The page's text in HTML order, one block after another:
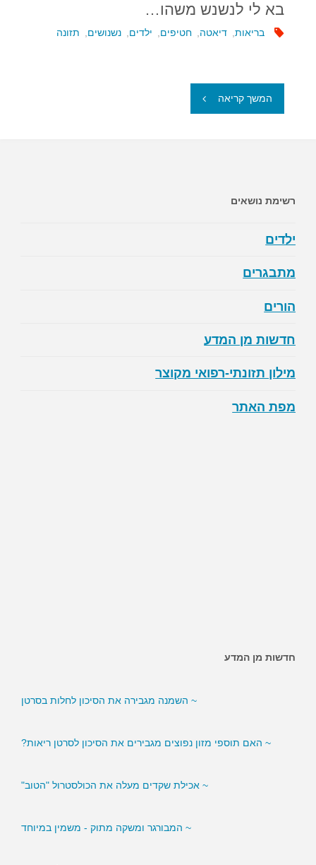
בא לי לנשנש משהו…
בריאות דיאטה חטיפים ילדים נשנושים תזונה
המשך קריאה "בא
רשימת נושאים
ילדים
מתבגרים
הורים
חדשות מן המדע
מילון תזונתי-רפואי מקוצר
מפת האתר
חדשות מן המדע
~ השמנה מגבירה את הסיכון לחלות בסרטן
~ האם תוספי מזון נפוצים מגבירים את הסיכון לסרטן ריאות?
~ אכילת שקדים מעלה את הכולסטרול "הטוב"